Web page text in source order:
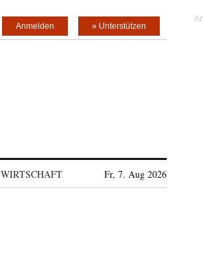
» Unterstützen
Anmelden
WIRTSCHAFT Fr, 7. Aug 2026